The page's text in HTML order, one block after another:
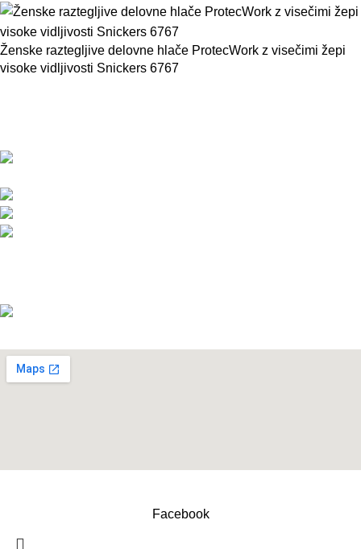
Ženske raztegljive delovne hlače ProtecWork z visečimi žepi
visoke vidljivosti Snickers 6767
Facebook